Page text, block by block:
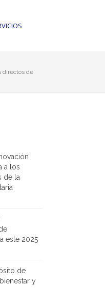
directos de
a los
de la
este 2025
de
y